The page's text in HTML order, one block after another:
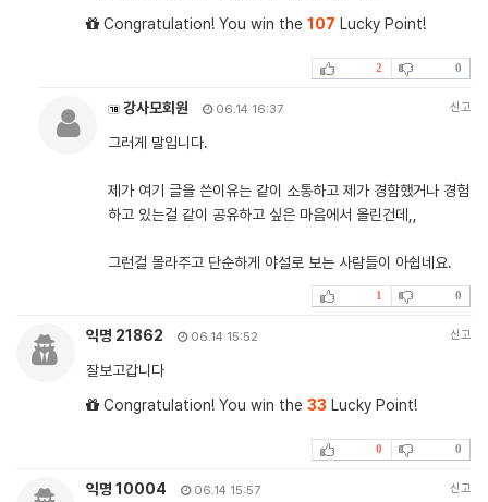
Congratulation! You win the 107 Lucky Point!
2 0
강사모회원 06.14 16:37 신고
그러게 말입니다.
제가 여기 글을 쓴이유는 같이 소통하고 제가 경함했거나 경험
하고 있는걸 같이 공유하고 싶은 마음에서 올린건데,,
그런걸 몰라주고 단순하게 야설로 보는 사람들이 아쉽네요.
1 0
익명 21862 06.14 15:52 신고
잘보고갑니다
Congratulation! You win the 33 Lucky Point!
0 0
익명 10004 06.14 15:57 신고